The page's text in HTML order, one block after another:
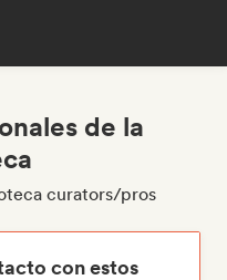
de la
curators/pros
con estos